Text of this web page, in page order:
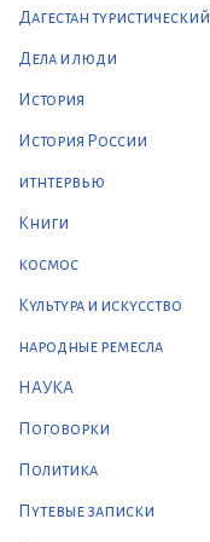
Дагестан туристический
Дела и люди
История
История России
итнтервью
Книги
космос
Культура и искусство
народные ремесла
НАУКА
Поговорки
Политика
Путевые записки